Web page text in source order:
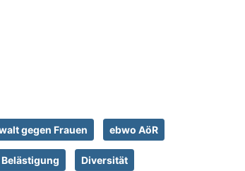
gegen Frauen ebwo AöR
Diversität